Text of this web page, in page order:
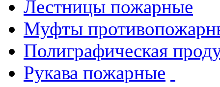
Лестницы пожарные
Муфты
Полиграфическая
Рукава пожарные